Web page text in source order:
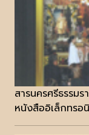
สารนครศรีธรรม
หนังสืออิเล็กทรอ